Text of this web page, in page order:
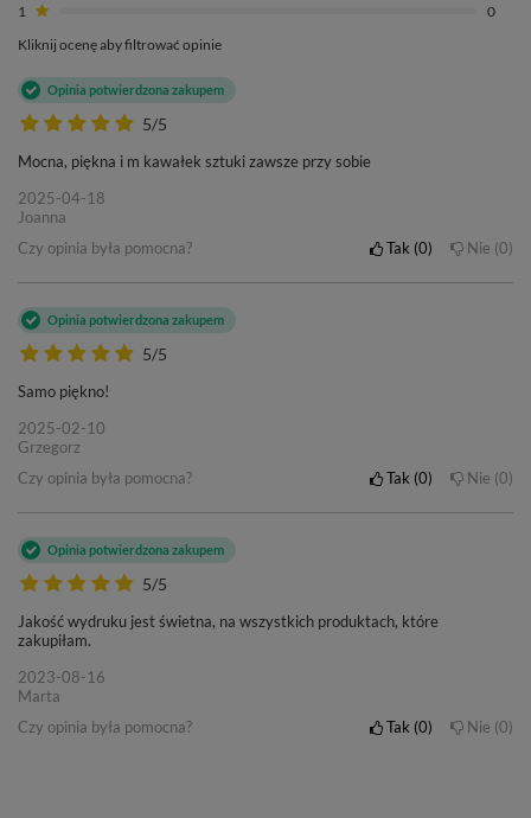
1
0
Kliknij ocenę aby filtrować opinie
5/5
Opinia potwierdzona zakupem
Mocna, piękna i m kawałek sztuki zawsze przy sobie
2025-04-18
Joanna
Czy opinia była pomocna?
Tak 0 Nie 0
5/5
Opinia potwierdzona zakupem
Samo piękno!
2025-02-10
Grzegorz
Czy opinia była pomocna?
Tak 0 Nie 0
5/5
Opinia potwierdzona zakupem
Jakość wydruku jest świetna, na wszystkich produktach, które
zakupiłam.
2023-08-16
Marta
Czy opinia była pomocna?
Tak 0 Nie 0